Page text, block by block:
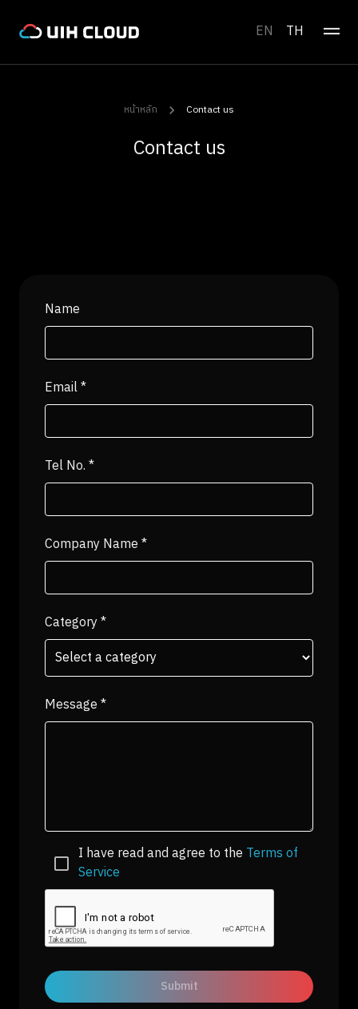
EN TH
หน้าหลัก Contact us
Contact us
Name
Email*
Tel No.*
Company Name*
Category*
Message*
I have read and agree to the Terms of
Service
Submit